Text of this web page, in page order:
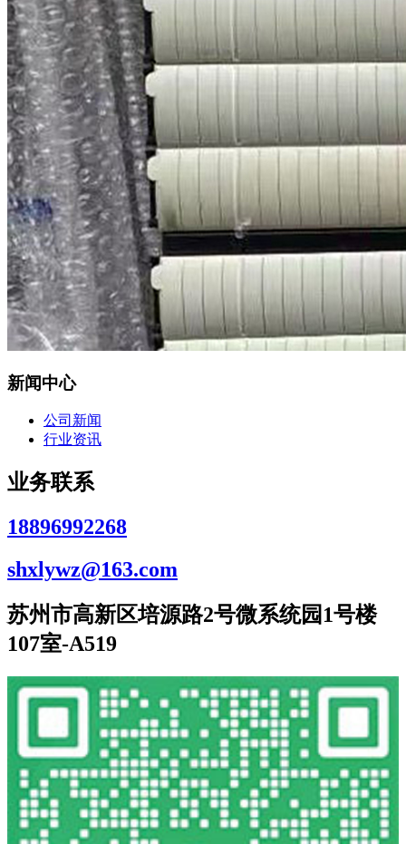
新闻中心
公司新闻
行业资讯
业务联系
18896992268
shxlywz@163.com
苏州市高新区培源路2号微系统园1号楼
107室-A519